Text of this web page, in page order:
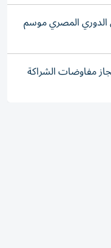
الدوري المصري موسم
مفاوضات الشراكة